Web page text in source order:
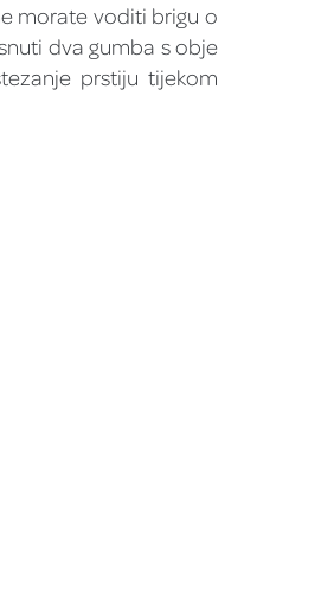
morate voditi brigu o
dva gumba s obje
prstiju tijekom